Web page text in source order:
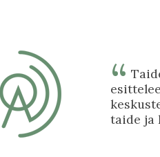
taide ja